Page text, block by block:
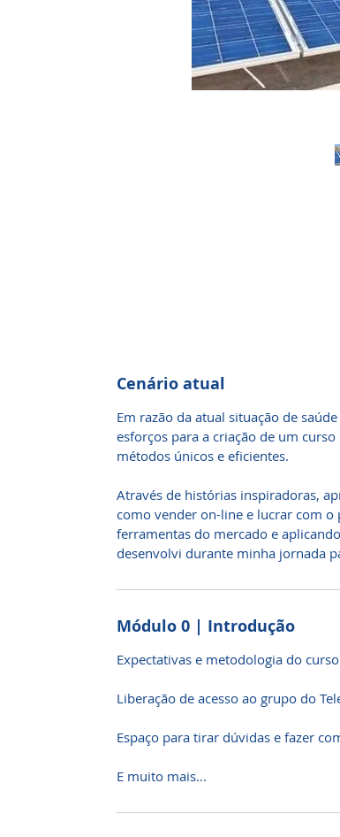
Cenário atual
Em razão da atual situação de
esforços para a criação de um
métodos únicos e eficientes.
Através de histórias inspiradoras,
como vender on-line e lucrar com
ferramentas do mercado e
desenvolvi durante minha jornada
Módulo 0 | Introdução
Expectativas e metodologia do
Liberação de acesso ao grupo do
Espaço para tirar dúvidas e fazer
E muito mais...